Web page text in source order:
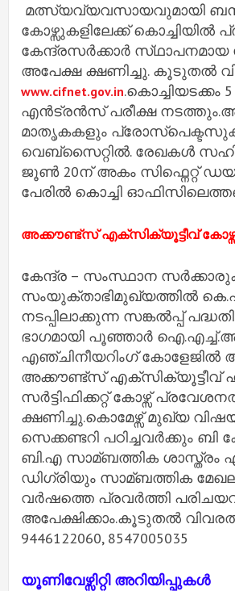
മത്സ്യവ്യവസായവുമായി
കോഴ്സുകളിലേക്ക് കൊച്ചിയിൽ
കേന്ദ്രസർക്കാർ സ്‌ഥാപനമായ
അപേക്ഷ ക്ഷണിച്ചു. കൂടുതൽ
www.cifnet.gov.in.കൊച്ചിയടക്കം
എൻട്രൻസ് പരീക്ഷ
മാതൃകകളും
വെബ്സൈറ്റിൽ. രേഖകൾ
ജൂൺ 20ന് അകം സിഫ്നെറ്റ്
പേരിൽ കൊച്ചി
അക്കൗണ്ട്സ് എക്സിക്യൂട്ടീവ്
കേന്ദ്ര – സംസ്ഥാന
സംയുക്താഭിമുഖ്യത്തില്‍
നടപ്പിലാക്കുന്ന സങ്കല്‍പ്പ്
ഭാഗമായി പൂഞ്ഞാര്‍
എഞ്ചിനീയറിംഗ് കോളേജില്‍
അക്കൗണ്ട്സ്
സര്‍ട്ടിഫിക്കറ്റ് കോഴ്സ്
ക്ഷണിച്ചു.കൊമേഴ്സ് മുഖ്യ
സെക്കണ്ടറി പഠിച്ചവര്‍ക്കും ബി
ബി.എ സാമ്ബത്തിക ശാസ്ത്രം
ഡിഗ്രിയും സാമ്ബത്തിക
വര്‍ഷത്തെ പ്രവര്‍ത്തി
അപേക്ഷിക്കാം.കൂടുതല്‍
9446122060, 8547005035
യൂണിവേഴ്സിറ്റി അറിയിപ്പുകൾ